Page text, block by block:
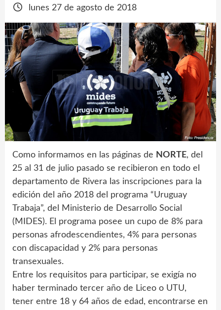
lunes 27 de agosto de 2018
Como informamos en las páginas de NORTE, del
25 al 31 de julio pasado se recibieron en todo el
departamento de Rivera las inscripciones para la
edición del año 2018 del programa “Uruguay
Trabaja”, del Ministerio de Desarrollo Social
(MIDES). El programa posee un cupo de 8% para
personas afrodescendientes, 4% para personas
con discapacidad y 2% para personas
transexuales.
Entre los requisitos para participar, se exigía no
haber terminado tercer año de Liceo o UTU,
tener entre 18 y 64 años de edad, encontrarse en